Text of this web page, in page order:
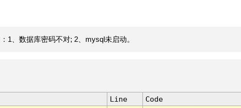
1、数据库密码不对; 2、mysql未启动。
Line
Code